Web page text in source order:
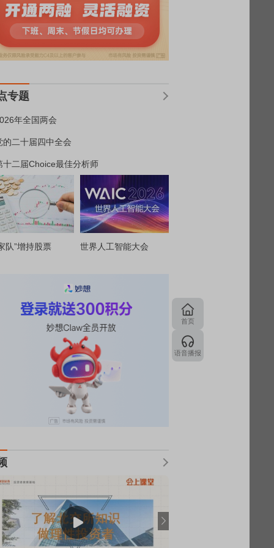
专题
年全国两会
的二十届四中全会
十二届Choice最佳分析师
队”增持股票 世界人工智能大会
首页
语音播报